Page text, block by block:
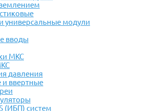
универсальные модули
вводы
МКС
давления
и ввертные
(ИБП) систем